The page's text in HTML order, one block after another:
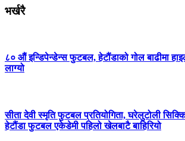
भर्खरै
८० औं इन्डिपेन्डेन्स फुटबल, हेटौंडाको गोल बाढीमा
लाग्यो
सीता देवी स्मृति फुटबल प्रतियोगिता, घरेलुटोली
हेटौंडा फुटबल एकेडेमी पहिलो खेलबाटै बाहिरियो